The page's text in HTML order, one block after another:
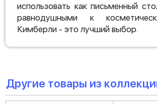
использовать как письменный
равнодушными к
Кимберли - это лучший выбор.
Другие товары из